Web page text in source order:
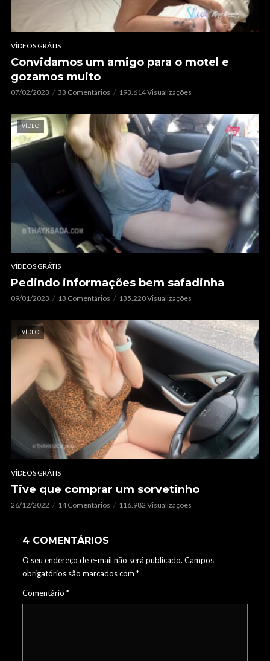
VÍDEOS GRÁTIS
Convidamos um amigo para o motel e
gozamos muito
07/02/2023 33 Comentários 193.614 Visualizações
VÍDEO
VÍDEOS GRÁTIS
Pedindo informações bem safadinha
09/01/2023 13 Comentários 135.220 Visualizações
VÍDEO
VÍDEOS GRÁTIS
Tive que comprar um sorvetinho
26/12/2022 14 Comentários 116.982 Visualizações
4 COMENTÁRIOS
O seu endereço de e-mail não será publicado. Campos
obrigatórios são marcados com *
Comentário *